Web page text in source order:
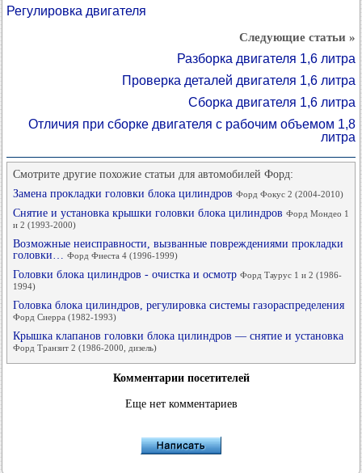
Регулировка двигателя
Следующие статьи »
Разборка двигателя 1,6 литра
Проверка деталей двигателя 1,6 литра
Сборка двигателя 1,6 литра
Отличия при сборке двигателя с рабочим объемом 1,8
литра
Смотрите другие похожие статьи для автомобилей Форд:
Замена прокладки головки блока цилиндров Форд Фокус 2 (2004-2010)
Снятие и установка крышки головки блока цилиндров Форд Мондео 1
и 2 (1993-2000)
Возможные неисправности, вызванные повреждениями прокладки
головки…
Форд Фиеста 4 (1996-1999)
Головки блока цилиндров - очистка и осмотр Форд Таурус 1 и 2 (1986-
1994)
Головка блока цилиндров, регулировка системы газораспределения
Форд Сиерра (1982-1993)
Крышка клапанов головки блока цилиндров — снятие и установка
Форд Транзит 2 (1986-2000, дизель)
Комментарии посетителей
Еще нет комментариев